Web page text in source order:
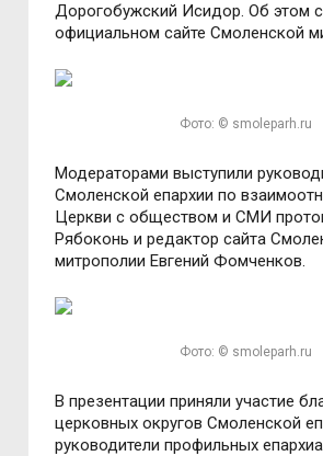
Дорогобужский Исидор. Об этом
официальном сайте Смоленской
Фото: © smoleparh.ru
Модераторами выступили
Смоленской епархии по
Церкви с обществом и СМИ
Рябоконь и редактор сайта
митрополии Евгений Фомченков.
Фото: © smoleparh.ru
В презентации приняли участие
церковных округов Смоленской
руководители профильных